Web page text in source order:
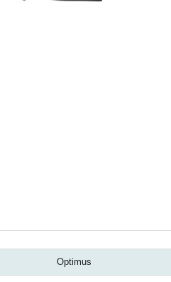
Optimus